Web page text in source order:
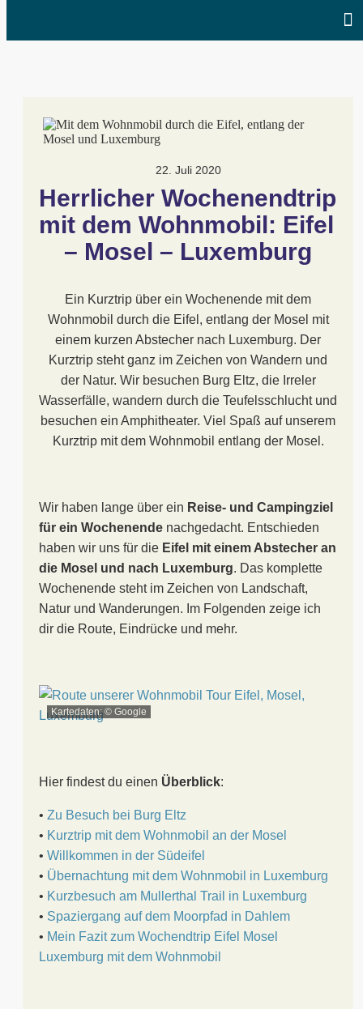
22. Juli 2020
Herrlicher Wochenendtrip
mit dem Wohnmobil: Eifel
– Mosel – Luxemburg
Ein Kurztrip über ein Wochenende mit dem
Wohnmobil durch die Eifel, entlang der Mosel mit
einem kurzen Abstecher nach Luxemburg. Der
Kurztrip steht ganz im Zeichen von Wandern und
der Natur. Wir besuchen Burg Eltz, die Irreler
Wasserfälle, wandern durch die Teufelsschlucht und
besuchen ein Amphitheater. Viel Spaß auf unserem
Kurztrip mit dem Wohnmobil entlang der Mosel.
Wir haben lange über ein Reise- und Campingziel
für ein Wochenende nachgedacht. Entschieden
haben wir uns für die Eifel mit einem Abstecher an
die Mosel und nach Luxemburg. Das komplette
Wochenende steht im Zeichen von Landschaft,
Natur und Wanderungen. Im Folgenden zeige ich
dir die Route, Eindrücke und mehr.
Kartedaten: © Google
Hier findest du einen Überblick:
• Zu Besuch bei Burg Eltz
• Kurztrip mit dem Wohnmobil an der Mosel
• Willkommen in der Südeifel
• Übernachtung mit dem Wohnmobil in Luxemburg
• Kurzbesuch am Mullerthal Trail in Luxemburg
• Spaziergang auf dem Moorpfad in Dahlem
• Mein Fazit zum Wochendtrip Eifel Mosel
Luxemburg mit dem Wohnmobil